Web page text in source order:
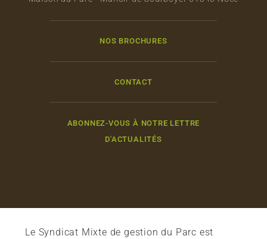
NOS BROCHURES
CONTACT
ABONNEZ-VOUS À NOTRE LETTRE
D'ACTUALITÉS
Le Syndicat Mixte de gestion du Parc est